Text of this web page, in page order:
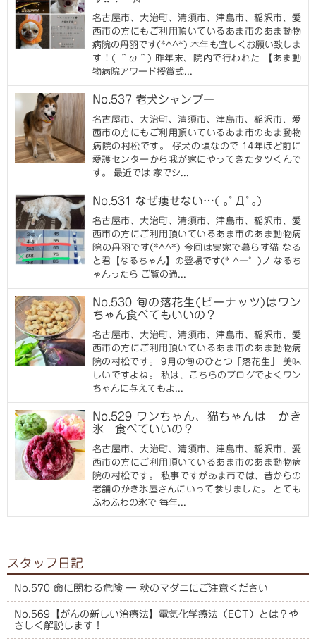
名古屋市、大治町、清須市、津島市、稲沢市、愛
西市の方にもご利用頂いているあま市のあま動物
病院の丹羽です(*^^*) 本年も宜しくお願い致しま
す！( ＾ω＾) 昨年末、院内で行われた 【あま動
物病院アワード授賞式...
No.537 老犬シャンプー
名古屋市、大治町、清須市、津島市、稲沢市、愛
西市の方にもご利用頂いているあま市のあま動物
病院の村松です。 仔犬の頃なので 14年ほど前に
愛護センターから我が家にやってきたタツくんで
す。 最近では 家でシ...
No.531 なぜ痩せない…( ｡ﾟДﾟ｡)
名古屋市、大治町、清須市、津島市、稲沢市、愛
西市の方にご利用頂いているあま市のあま動物病
院の丹羽です(*^^*) 今回は実家で暮らす猫 なる
と君【なるちゃん】の登場です(* ^ー゜)ノ なるち
ゃんったら ご覧の通...
No.530 旬の落花生(ピーナッツ)はワン
ちゃん食べてもいいの？
名古屋市、大治町、清須市、津島市、稲沢市、愛
西市の方にご利用頂いているあま市のあま動物病
院の村松です。 9月の旬のひとつ「落花生」 美味
しいですよね。 私は、こちらのブログでよくワン
ちゃんに与えてもよ...
No.529 ワンちゃん、猫ちゃんは かき
氷 食べていいの？
名古屋市、大治町、清須市、津島市、稲沢市、愛
西市の方にご利用頂いているあま市のあま動物病
院の村松です。 私事ですがあま市では、昔からの
老舗のかき氷屋さんにいって参りました。 とても
ふわふわの氷で 毎年...
スタッフ日記
No.570 命に関わる危険 ― 秋のマダニにご注意ください
No.569【がんの新しい治療法】電気化学療法（ECT）とは？や
さしく解説します！